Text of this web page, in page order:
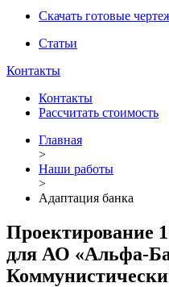
Скачать готовые
Статьи
Контакты
Контакты
Рассчитать стоимость
Главная
>
Наши работы
>
Адаптация банка
Проектирование
для АО «Альфа-